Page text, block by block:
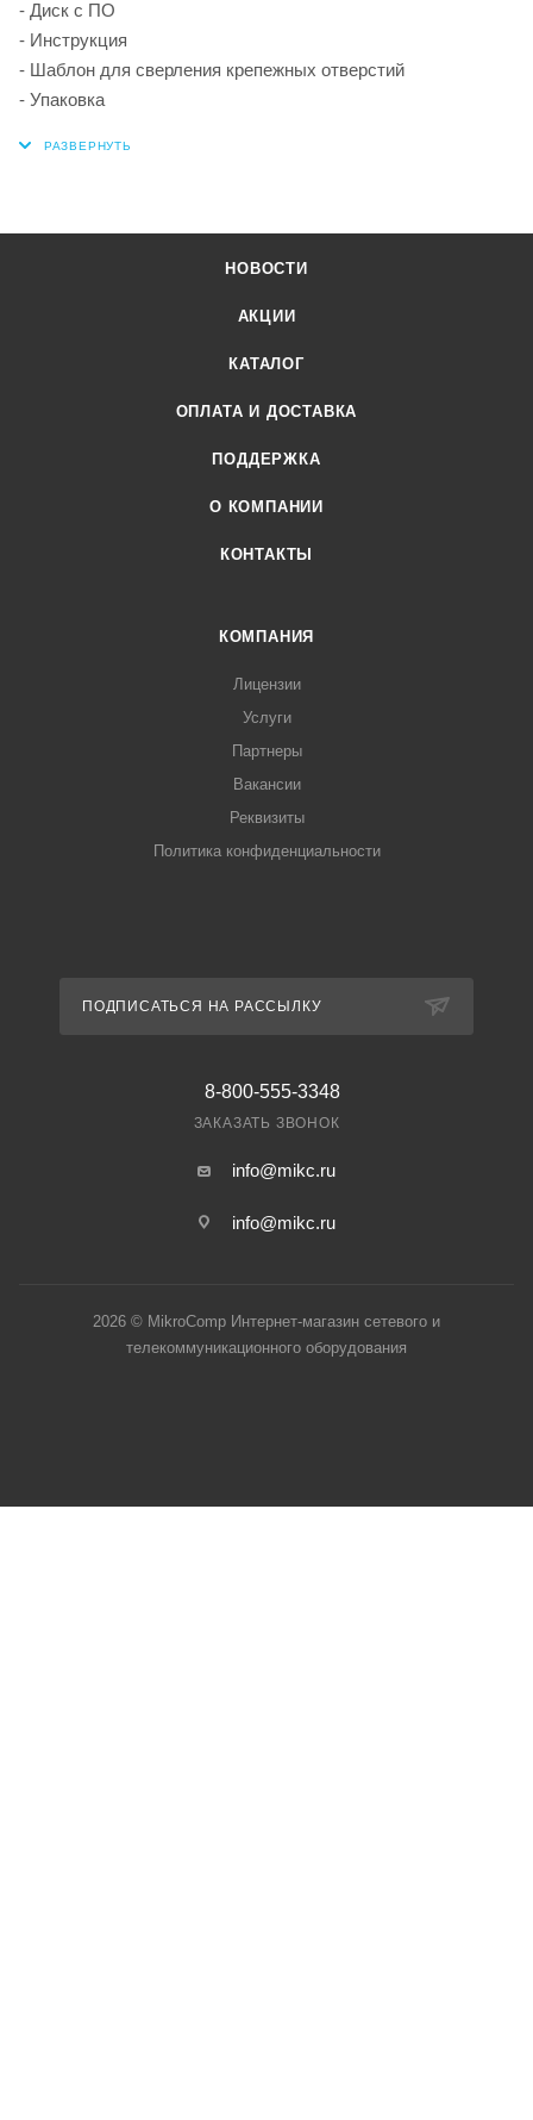
- Диск с ПО
- Инструкция
- Шаблон для сверления крепежных отверстий
- Упаковка
НОВОСТИ
АКЦИИ
КАТАЛОГ
ОПЛАТА И ДОСТАВКА
ПОДДЕРЖКА
О КОМПАНИИ
КОНТАКТЫ
КОМПАНИЯ
Лицензии
Услуги
Партнеры
Вакансии
Реквизиты
Политика конфиденциальности
ПОДПИСАТЬСЯ НА РАССЫЛКУ
8-800-555-3348
ЗАКАЗАТЬ ЗВОНОК
info@mikc.ru
info@mikc.ru
2026 © MikroComp Интернет-магазин сетевого и
телекоммуникационного оборудования